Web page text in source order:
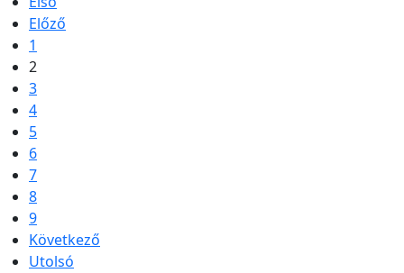
Előző
1
2
3
4
5
6
7
8
9
Következő
Utolsó